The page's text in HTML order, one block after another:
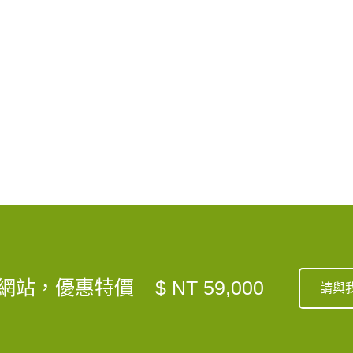
站，優惠特價 $ NT 59,000 請與